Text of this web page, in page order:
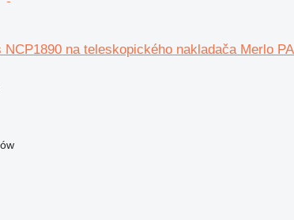
na teleskopického nakladača Merlo